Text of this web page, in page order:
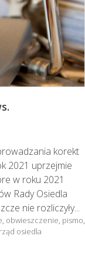
korekt
2021 uprzejmie
w roku 2021
Rady Osiedla
nie rozliczyły...
obwieszczenie pismo
osiedla